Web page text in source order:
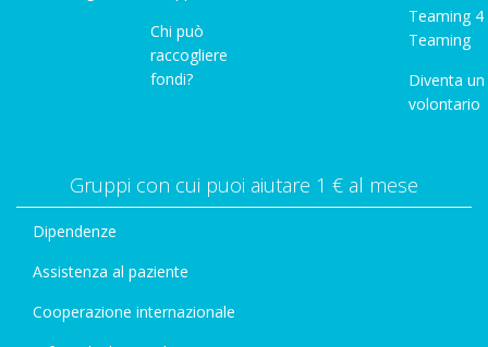
Chi può
raccogliere
fondi?
Teaming 4
Teaming
Diventa un
volontario
Gruppi con cui puoi aiutare 1 € al mese
Dipendenze
Assistenza al paziente
Cooperazione internazionale